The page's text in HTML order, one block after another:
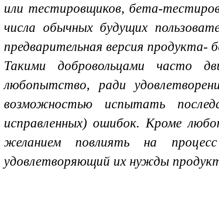
или тестировщиков, бета-
числа обычных будущих
предварительная версия продукта-
Такими добровольцами часто
любопытство, ради
возможностью испытать
исправленных) ошибок. Кроме
желанием повлиять на
удовлетворяющий их нужды